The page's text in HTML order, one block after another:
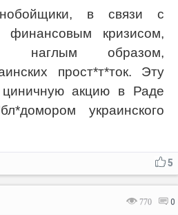
в связи с
финансовым кризисом,
наглым образом,
прост*т*ток. Эту
акцию в Раде
украинского
5
770 0